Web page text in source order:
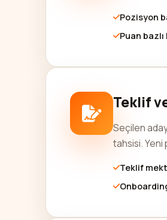
Pozisyon
Puan
Teklif
Seçilen
tahsisi. Yeni
Teklif